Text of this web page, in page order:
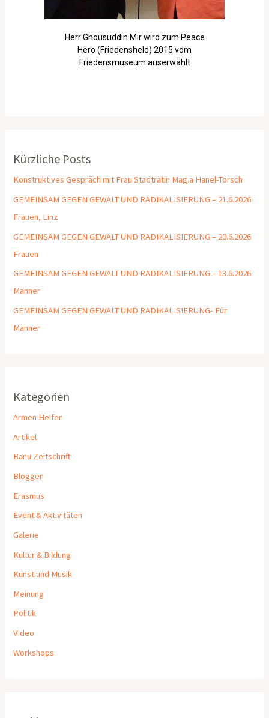
Herr Ghousuddin Mir wird zum Peace
Hero (Friedensheld) 2015 vom
Friedensmuseum auserwählt
Kürzliche Posts
Konstruktives Gespräch mit Frau Stadträtin Mag.a Hanel-Torsch
GEMEINSAM GEGEN GEWALT UND RADIKALISIERUNG – 21.6.2026
Frauen, Linz
GEMEINSAM GEGEN GEWALT UND RADIKALISIERUNG – 20.6.2026
Frauen
GEMEINSAM GEGEN GEWALT UND RADIKALISIERUNG – 13.6.2026
Männer
GEMEINSAM GEGEN GEWALT UND RADIKALISIERUNG- Für
Männer
Kategorien
Armen Helfen
Artikel
Banu Zeitschrift
Bloggen
Erasmus
Event & Aktivitäten
Galerie
Kultur & Bildung
Kunst und Musik
Meinung
Politik
Video
Workshops